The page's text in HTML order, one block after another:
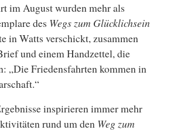
im August wurden mehr als
des Wegs zum Glücklichsein
in Watts verschickt, zusammen
und einem Handzettel, die
„Die Friedensfahrten kommen in
inspirieren immer mehr
rund um den Weg zum